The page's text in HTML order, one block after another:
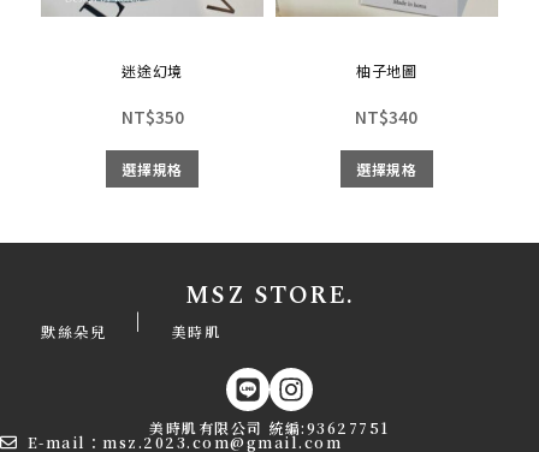
迷途幻境
NT$350
選擇規格
柚子地圖
NT$340
選擇規格
MSZ STORE.
默絲朵兒 | 美時肌
美時肌有限公司 統編:93627751
E-mail：msz.2023.com@gmail.com